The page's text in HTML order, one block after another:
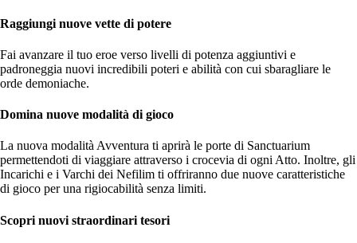
Raggiungi nuove vette di potere
Fai avanzare il tuo eroe verso livelli di potenza aggiuntivi e
padroneggia nuovi incredibili poteri e abilità con cui sbaragliare le
orde demoniache.
Domina nuove modalità di gioco
La nuova modalità Avventura ti aprirà le porte di Sanctuarium
permettendoti di viaggiare attraverso i crocevia di ogni Atto. Inoltre, gli
Incarichi e i Varchi dei Nefilim ti offriranno due nuove caratteristiche
di gioco per una rigiocabilità senza limiti.
Scopri nuovi straordinari tesori